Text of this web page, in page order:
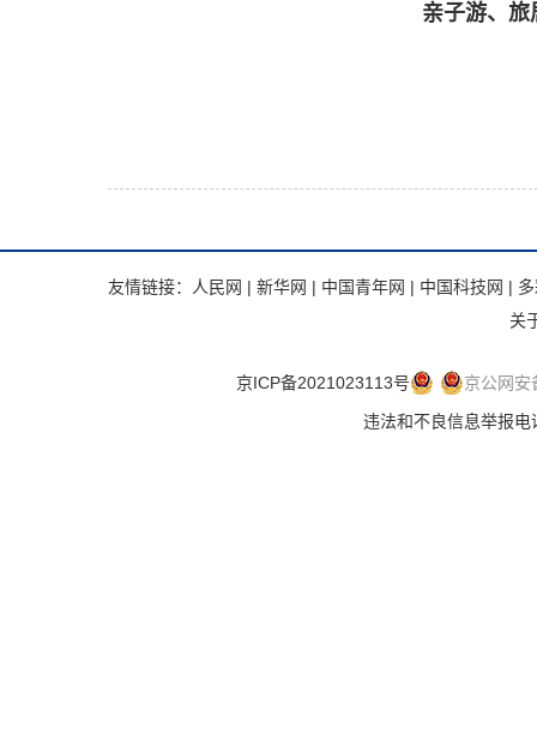
亲子游、
友情链接： 人民网 | 新华网 | 中国青年网 | 中国科技网 |
关
京ICP备2021023113号
京公网
违法和不良信息举报